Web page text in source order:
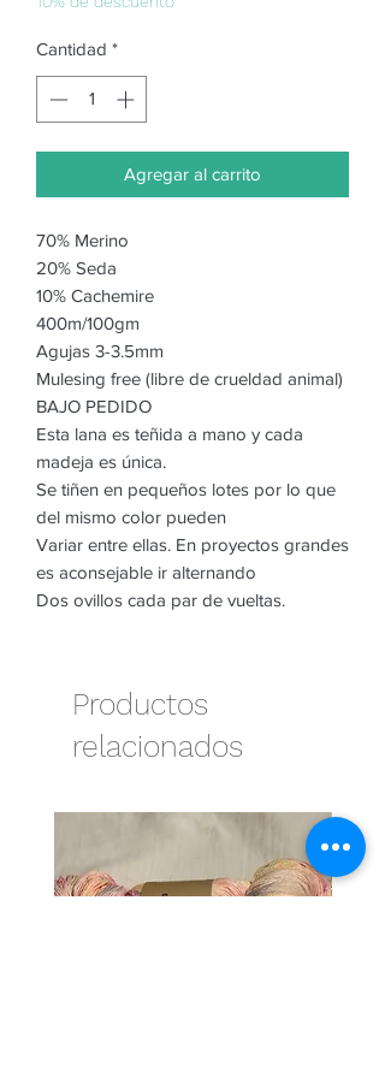
Cantidad *
Agregar al carrito
70% Merino
20% Seda
10% Cachemire
400m/100gm
Agujas 3-3.5mm
Mulesing free (libre de crueldad animal)
BAJO PEDIDO
Esta lana es teñida a mano y cada
madeja es única.
Se tiñen en pequeños lotes por lo que
del mismo color pueden
Variar entre ellas. En proyectos grandes
es aconsejable ir alternando
Dos ovillos cada par de vueltas.
Productos
relacionados